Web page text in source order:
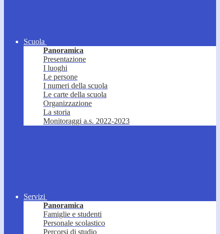
Scuola
Panoramica
Presentazione
I luoghi
Le persone
I numeri della scuola
Le carte della scuola
Organizzazione
La storia
Monitoraggi a.s. 2022-2023
Servizi
Panoramica
Famiglie e studenti
Personale scolastico
Percorsi di studio